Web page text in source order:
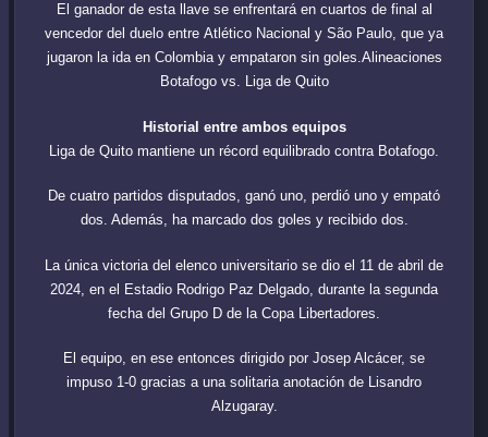
El ganador de esta llave se enfrentará en cuartos de final al
vencedor del duelo entre Atlético Nacional y São Paulo, que ya
jugaron la ida en Colombia y empataron sin goles.Alineaciones
Botafogo vs. Liga de Quito
Historial entre ambos equipos
Liga de Quito mantiene un récord equilibrado contra Botafogo.
De cuatro partidos disputados, ganó uno, perdió uno y empató
dos. Además, ha marcado dos goles y recibido dos.
La única victoria del elenco universitario se dio el 11 de abril de
2024, en el Estadio Rodrigo Paz Delgado, durante la segunda
fecha del Grupo D de la Copa Libertadores.
El equipo, en ese entonces dirigido por Josep Alcácer, se
impuso 1-0 gracias a una solitaria anotación de Lisandro
Alzugaray.